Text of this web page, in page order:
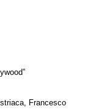
Francesco